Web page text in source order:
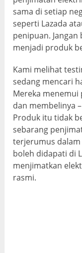
sama di setiap
seperti Lazada
penipuan. Jangan
menjadi produk
Kami melihat
sedang mencari
Mereka
dan membelinya
Produk itu tidak
sebarang
terjerumus
boleh didapati di
menjimatkan
rasmi.